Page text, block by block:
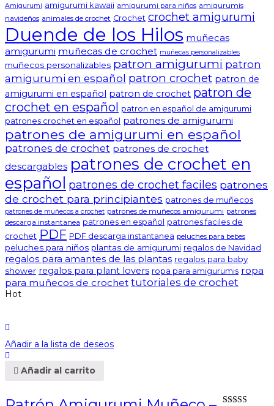
Amigurumi amigurumi kawaii amigurumi para niños amigurumis
navideños animales de crochet Crochet crochet amigurumi
Duende de los Hilos muñecas
amigurumi muñecas de crochet muñecas personalizables
muñecos personalizables patron amigurumi patron
amigurumi en español patron crochet patron de
amigurumi en español patron de crochet patron de
crochet en español patron en español de amigurumi
patrones crochet en español patrones de amigurumi
patrones de amigurumi en español
patrones de crochet patrones de crochet
descargables patrones de crochet en
español patrones de crochet faciles patrones
de crochet para principiantes patrones de muñecos
patrones de muñecos a crochet patrones de muñecos amigurumi patrones
descarga instantanea patrones en español patrones faciles de
crochet PDF PDF descarga instantanea peluches para bebes
peluches para niños plantas de amigurumi regalos de Navidad
regalos para amantes de las plantas regalos para baby
shower regalos para plant lovers ropa para amigurumis ropa
para muñecos de crochet tutoriales de crochet
Hot
Añadir a la lista de deseos
Añadir al carrito